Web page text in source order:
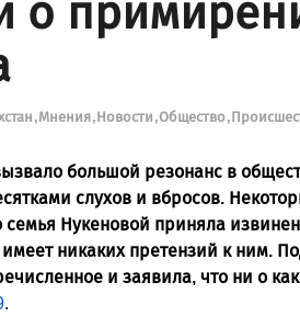
о
Мнения НовостиОбщество
большой резонанс в
слухов и вбросов.
Нукеновой приняла
никаких претензий к ним.
и заявила, что ни о
.